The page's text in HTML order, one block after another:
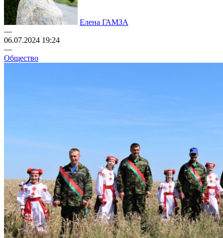
Елена ГАМЗА
—
06.07.2024 19:24
—
Общество